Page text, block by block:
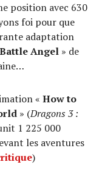
position avec 630
foi pour que
adaptation
Angel » de
«How to
» (Dragons 3 :
1 225 000
les aventures
)